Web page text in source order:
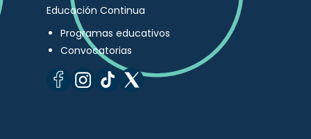
Educación Continua
Programas educativos
Convocatorias